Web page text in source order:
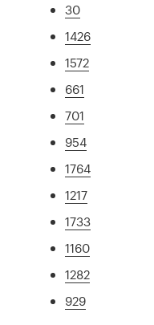
30
1426
1572
661
701
954
1764
1217
1733
1160
1282
929